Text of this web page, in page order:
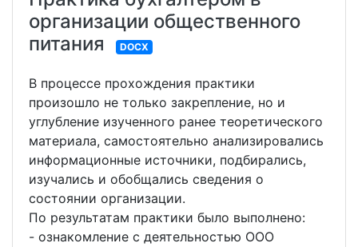
организации общественного
питания
DOCX
В процессе прохождения практики
произошло не только закрепление, но и
углубление изученного ранее теоретического
материала, самостоятельно анализировались
информационные источники, подбирались,
изучались и обобщались сведения о
состоянии организации.
По результатам практики было выполнено:
- ознакомление с деятельностью ООО